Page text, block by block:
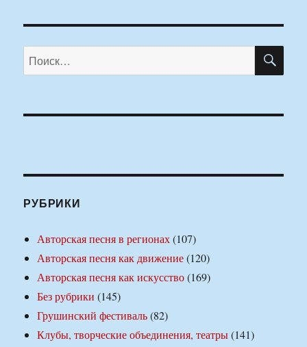
Искать:
РУБРИКИ
Авторская песня в регионах(107)
Авторская песня как движение(120)
Авторская песня как искусство(169)
Без рубрики (145)
Грушинский фестиваль(82)
Клубы, творческие объединения, театры(141)